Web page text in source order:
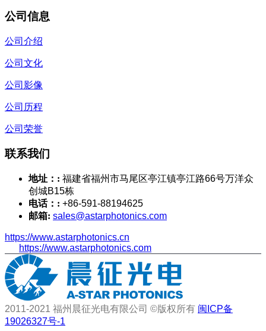
公司信息
公司介绍
公司文化
公司影像
公司历程
公司荣誉
联系我们
地址：: 福建省福州市马尾区亭江镇亭江路66号万洋众
创城B15栋
电话：: +86-591-88194625
邮箱: sales@astarphotonics.com
https://www.astarphotonics.cn
https://www.astarphotonics.com
2011-2021 福州晨征光电有限公司 ©版权所有 闽ICP备
19026327号-1